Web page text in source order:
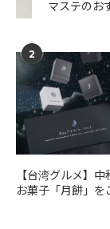
マステのお
2
【台湾グルメ】
お菓子「月餅」を